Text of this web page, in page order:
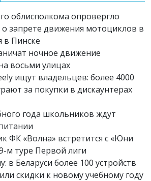
облисполкома опровергло
запрете движения мотоциклов в
в Пинске
ночное движение
восьми улицах
ищут владельцев: более 4000
за покупки в дискаунтерах
года школьников ждут
ФК «Волна» встретится с «Юни
м туре Первой лиги
в Беларуси более 100 устройств
скидки к новому учебному году